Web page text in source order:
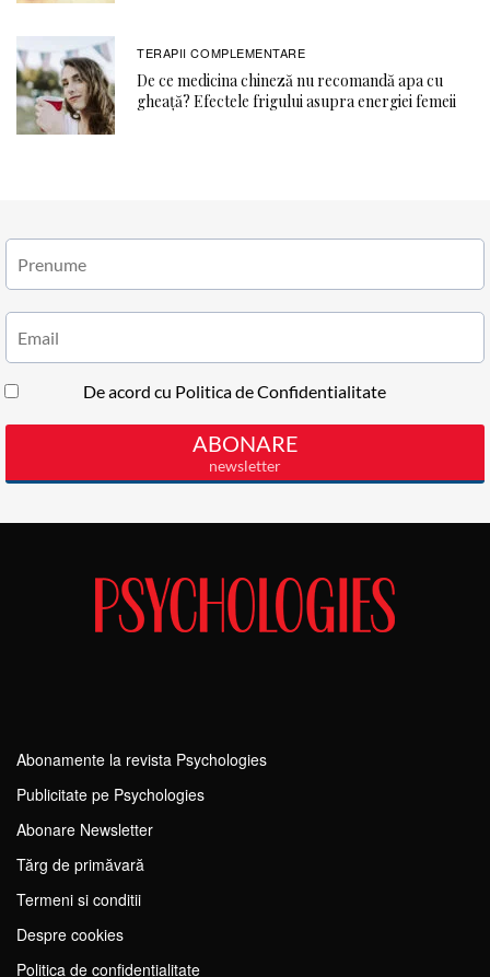
TERAPII COMPLEMENTARE
De ce medicina chineză nu recomandă apa cu
gheață? Efectele frigului asupra energiei femeii
Abonamente la revista Psychologies
Publicitate pe Psychologies
Abonare Newsletter
Tărg de primăvară
Termeni si conditii
Despre cookies
Politica de confidențialitate